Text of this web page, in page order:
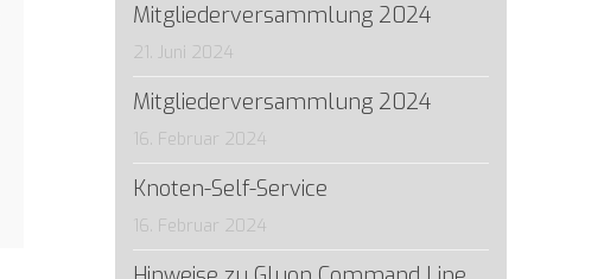
Mitgliederversammlung 2024
21. Juni 2024
Mitgliederversammlung 2024
16. Februar 2024
Knoten-Self-Service
16. Februar 2024